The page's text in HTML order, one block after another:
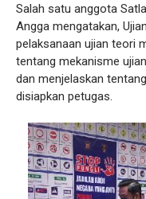
Salah satu anggota
Angga mengatakan,
pelaksanaan ujian teori
tentang mekanisme
dan menjelaskan
disiapkan petugas.